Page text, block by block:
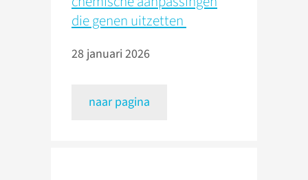
die genen uitzetten
28 januari 2026
naar pagina